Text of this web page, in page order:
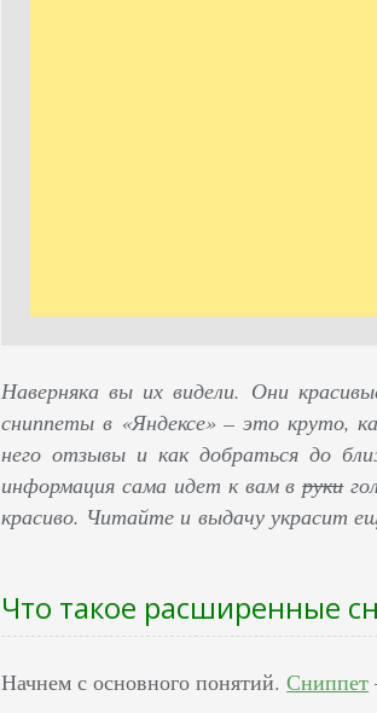
Наверняка вы их видели. Они
сниппеты в «Яндексе» – это круто,
него отзывы и как добраться до
информация сама идет к вам вруки
красиво. Читайте и выдачу украсит
Что такое расширенные
Начнем с основного понятий.Сниппет